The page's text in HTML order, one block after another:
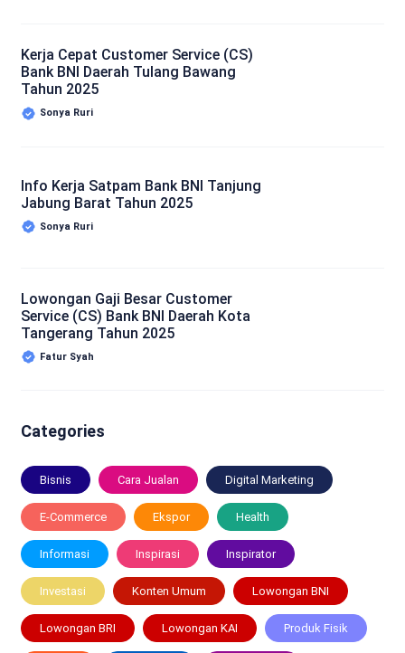
Kerja Cepat Customer Service (CS)
Bank BNI Daerah Tulang Bawang
Tahun 2025
Sonya Ruri
Info Kerja Satpam Bank BNI Tanjung
Jabung Barat Tahun 2025
Sonya Ruri
Lowongan Gaji Besar Customer
Service (CS) Bank BNI Daerah Kota
Tangerang Tahun 2025
Fatur Syah
Categories
Bisnis Cara Jualan Digital Marketing
E-Commerce Ekspor Health
Informasi Inspirasi Inspirator
Investasi Konten Umum Lowongan BNI
Lowongan BRI Lowongan KAI Produk Fisik